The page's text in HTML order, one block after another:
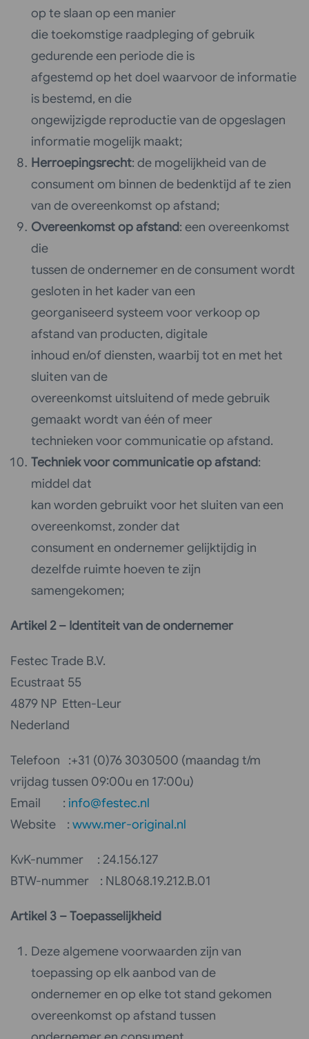
op te slaan op een manier
die toekomstige raadpleging of gebruik
gedurende een periode die is
afgestemd op het doel waarvoor de informatie
is bestemd, en die
ongewijzigde reproductie van de opgeslagen
informatie mogelijk maakt;
Herroepingsrecht: de mogelijkheid van de
consument om binnen de bedenktijd af te zien
van de overeenkomst op afstand;
Overeenkomst op afstand: een overeenkomst
die
tussen de ondernemer en de consument wordt
gesloten in het kader van een
georganiseerd systeem voor verkoop op
afstand van producten, digitale
inhoud en/of diensten, waarbij tot en met het
sluiten van de
overeenkomst uitsluitend of mede gebruik
gemaakt wordt van één of meer
technieken voor communicatie op afstand.
Techniek voor communicatie op afstand:
middel dat
kan worden gebruikt voor het sluiten van een
overeenkomst, zonder dat
consument en ondernemer gelijktijdig in
dezelfde ruimte hoeven te zijn
samengekomen;
Artikel 2 – Identiteit van de ondernemer
Festec Trade B.V.
Ecustraat 55
4879 NP Etten-Leur
Nederland
Telefoon :+31 (0)76 3030500 (maandag t/m
vrijdag tussen 09:00u en 17:00u)
Email : info@festec.nl
Website : www.mer-original.nl
KvK-nummer : 24.156.127
BTW-nummer : NL8068.19.212.B.01
Artikel 3 – Toepasselijkheid
Deze algemene voorwaarden zijn van
toepassing op elk aanbod van de
ondernemer en op elke tot stand gekomen
overeenkomst op afstand tussen